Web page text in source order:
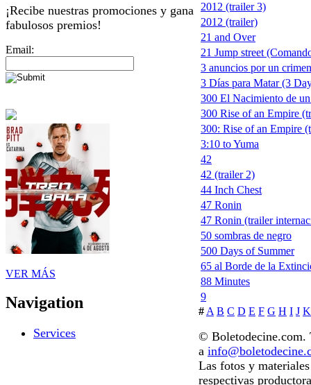
¡Recibe nuestras promociones y gana
fabulosos premios!
Email:
VER MÁS
Navigation
Services
2012 (trailer 3)
2012 (trailer)
21 and Over
21 Jump street
3 anuncios por un
3 Días para Matar (3
300 El Nacimiento de
300 Rise of an Empire
300: Rise of an Empire
3:10 to Yuma
42
42 (trailer 2)
44 Inch Chest
47 Ronin
47 Ronin (trailer
50 sombras de negro
500 Days of Summer
65 al Borde de la
88 Minutes
9
# A B C D E F G H I J K
© Boletodecine.com.
a
Las fotos y
respectivas